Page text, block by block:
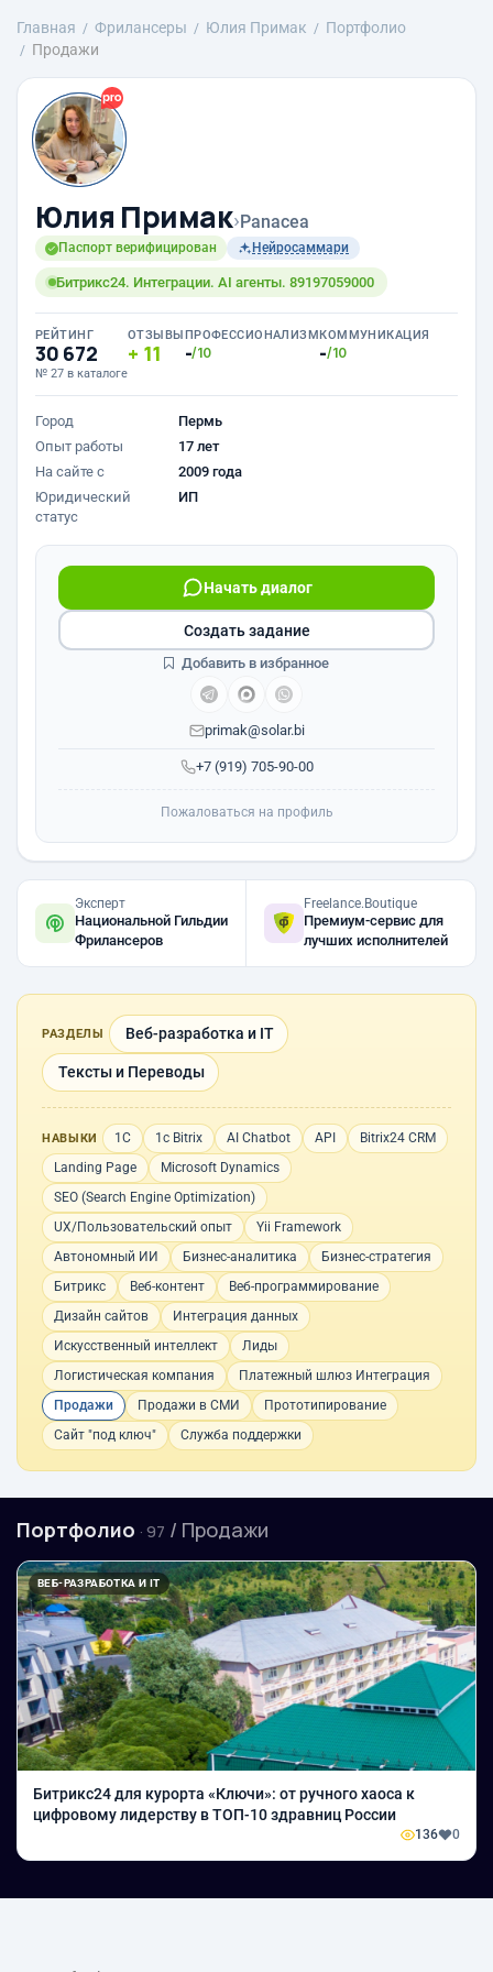
Главная Фрилансеры Юлия Примак
Портфолио
Продажи
Юлия Примак›Panacea
Паспорт верифицирован Нейросаммари
Битрикс24. Интеграции. AI агенты. 89197059000
РЕЙТИНГ
30 672
№ 27 в каталоге
ОТЗЫВЫ
11
ПРОФЕССИОНАЛИЗМ
-/10
КОММУНИКАЦИЯ
-/10
Город
Пермь
Опыт работы
17 лет
На сайте с
2009 года
Юридический
статус
ИП
+7 (919) 705-90-00
Начать диалог
primak@solar.bi
Создать задание
Добавить в избранное
Пожаловаться на профиль
Эксперт
Национальной Гильдии
Фрилансеров
Freelance.Boutique
Премиум-сервис для
лучших исполнителей
РАЗДЕЛЫ Веб-разработка и IT
Тексты и Переводы
НАВЫКИ 1С 1с Bitrix AI Chatbot API
Bitrix24 CRM
Landing Page
Microsoft Dynamics
SEO (Search Engine Optimization)
UX/Пользовательский опыт
Yii Framework
Автономный ИИ
Бизнес-аналитика
Бизнес-стратегия
Битрикс
Веб-контент
Веб-программирование
Дизайн сайтов
Интеграция данных
Искусственный интеллект
Лиды
Логистическая компания
Платежный шлюз Интеграция
Продажи
Продажи в СМИ
Прототипирование
Сайт "под ключ"
Служба поддержки
Портфолио · 97 / Продажи
ВЕБ-РАЗРАБОТКА И IT
Битрикс24 для курорта «Ключи»: от ручного хаоса к
цифровому лидерству в ТОП-10 здравниц России
136 0